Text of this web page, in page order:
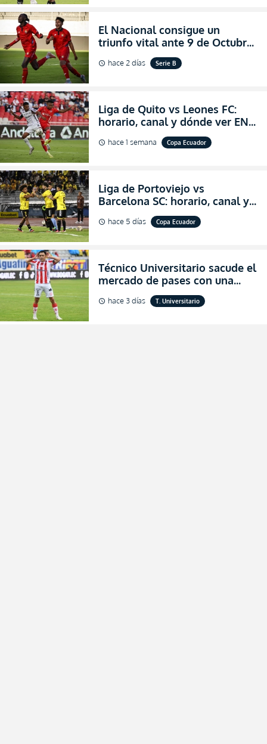
El Nacional consigue un
triunfo vital ante 9 de Octubre
para encender la fe en la
salvación
schedule hace 2 días Serie B
Liga de Quito vs Leones FC:
horario, canal y dónde ver EN
VIVO los octavos de final de la
Copa Ecuador 2026
schedule hace 1 semana Copa Ecuador
Liga de Portoviejo vs
Barcelona SC: horario, canal y
dónde ver EN VIVO los octavos
de final de la Copa Ecuador
schedule hace 5 días Copa Ecuador
Técnico Universitario sacude el
mercado de pases con una
verdadera revolución para
asegurar la permanencia
schedule hace 3 días T. Universitario